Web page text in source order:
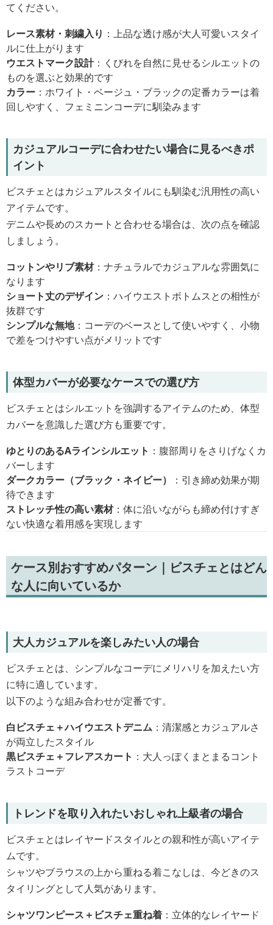
てください。
レース素材・刺繍入り ：上品な透け感が大人可愛いスタイ
ルに仕上がります
ウエストマーク設計：くびれを自然に見せるシルエットの
ものを選ぶと効果的です
カラー ：ホワイト・ベージュ・ブラックの定番カラーは着
回しやすく、フェミニンコーデに馴染みます
カジュアルコーデに合わせたい場合に見るべきポ
イント
ビスチェとはカジュアルスタイルにも馴染む汎用性の高い
アイテムです。
デニムや長めのスカートと合わせる場合は、次の点を確認
しましょう。
コットンやリブ素材：ナチュラルでカジュアルな雰囲気に
なります
ショート丈のデザイン ：ハイウエストボトムスとの相性が
抜群です
シンプルな無地：コーデのベースとして使いやすく、小物
で差をつけやすい点がメリットです
体型カバーが必要なケースでの選び方
ビスチェとはシルエットを強調するアイテムのため、体型
カバーを意識した選び方も重要です。
ゆとりのあるAラインシルエット ：腹部周りをさりげなくカ
バーします
ダークカラー（ブラック・ネイビー）
：引き締め効果が期
待できます
ストレッチ性の高い素材：体に沿いながらも締め付けすぎ
ない快適な着用感を実現します
ケース別おすすめパターン｜ビスチェとはどん
な人に向いているか
大人カジュアルを楽しみたい人の場合
ビスチェとは、シンプルなコーデにメリハリを加えたい方
に特に適しています。
以下のような組み合わせが定番です。
白ビスチェ＋ハイウエストデニム ：清潔感とカジュアルさ
が両立したスタイル
黒ビスチェ＋フレアスカート ：大人っぽくまとまるコント
ラストコーデ
トレンドを取り入れたいおしゃれ上級者の場合
ビスチェとはレイヤードスタイルとの親和性が高いアイテ
ムです。
シャツやブラウスの上から重ねる着こなしは、今どきのス
タイリングとして人気があります。
シャツワンピース＋ビスチェ重ね着 ：立体的なレイヤード